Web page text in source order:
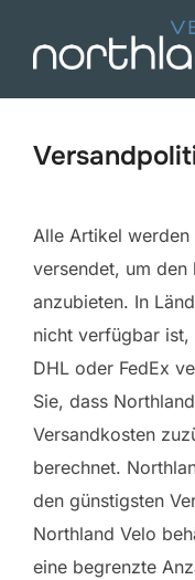
Inhalt
springen
Alle Artikel
versendet, um den
anzubieten. In
nicht verfügbar ist,
DHL oder FedEx
Sie, dass
Versandkosten
berechnet.
den günstigsten
Northland Velo
eine begrenzte